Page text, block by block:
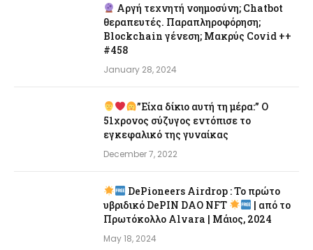
Αργή τεχνητή νοημοσύνη; Chatbot
θεραπευτές. Παραπληροφόρηση;
Blockchain γένεση; Μακρύς Covid ++
#458
January 28, 2024
”Είχα δίκιο αυτή τη μέρα:” Ο
51χρονος σύζυγος εντόπισε το
εγκεφαλικό της γυναίκας
December 7, 2022
DePioneers Airdrop : Το πρώτο
υβριδικό DePIN DAO NFT
| από το
Πρωτόκολλο Alvara | Μάιος, 2024
May 18, 2024